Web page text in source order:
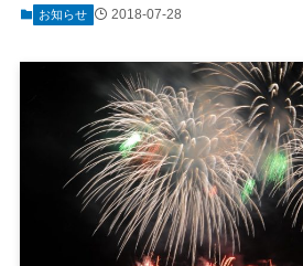
お知らせ 2018-07-28